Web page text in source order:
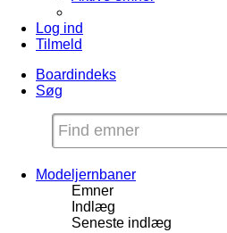
Log ind
Tilmeld
Boardindeks
Søg
Modeljernbaner
Emner
Indlæg
Seneste indlæg